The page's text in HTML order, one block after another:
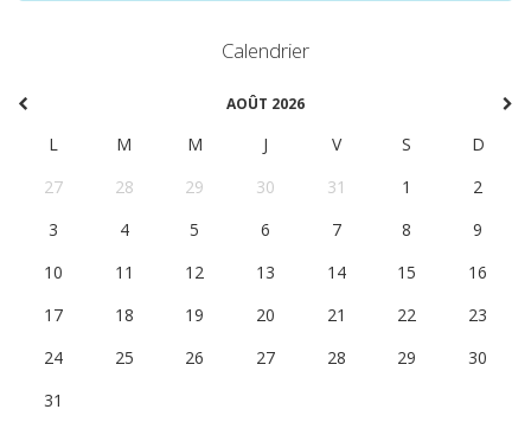
Calendrier
AOÛT 2026
L M M J V S
D
27
28 29 30 31 1
2
3
4 5 6 7 8
9
10
11 12 13 14 15
16
17
18 19 20 21 22
23
24
25 26 27 28 29
30
31